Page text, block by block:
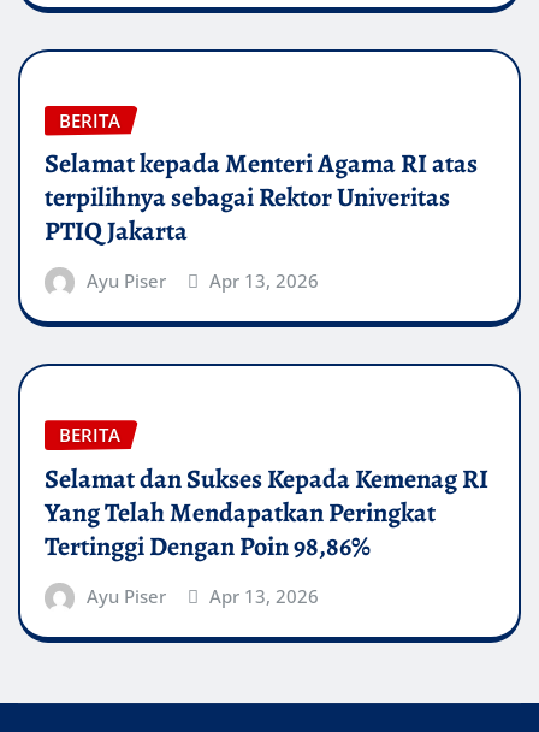
BERITA
Selamat kepada Menteri Agama RI atas
terpilihnya sebagai Rektor Univeritas
PTIQ Jakarta
Ayu Piser Apr 13, 2026
BERITA
Selamat dan Sukses Kepada Kemenag RI
Yang Telah Mendapatkan Peringkat
Tertinggi Dengan Poin 98,86%
Ayu Piser Apr 13, 2026